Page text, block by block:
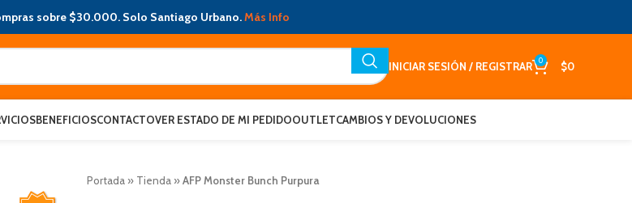
sobre $30.000. Solo Santiago Urbano.Más Info
INICIAR SESIÓN / REGISTRAR 0 $0
BENEFICIOSCONTACTOVER ESTADO DE MI PEDIDOOUTLETCAMBIOS Y DEVOLUCIONES
Portada » Tienda »AFP Monster Bunch Purpura